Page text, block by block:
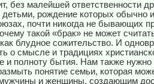
без малейшей ответственности
рождение которых обычно
почти никогда не бывающих
такой «брак» не может
блудное сожительство. И
о смысле и традициях
и полноту бытия. Нам также
понятие семьи, которая
и женщины, создающим